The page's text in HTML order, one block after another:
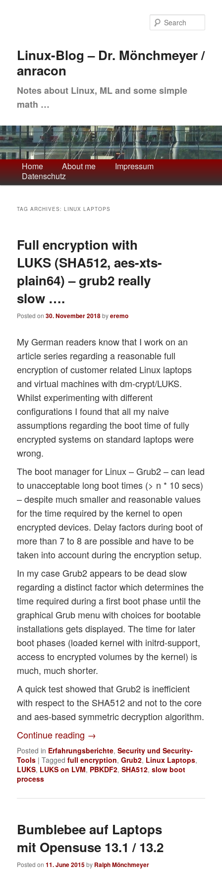
content
contentLinux-Blog – Dr. Mönchmeyer /
anracon
Notes about Linux, ML and some simple
math …
Main
menu
Home About me
Impressum
Datenschutz
TAG ARCHIVES:LINUX LAPTOPS
Full encryption with
LUKS (SHA512, aes-xts-
plain64) – grub2 really
slow ….
Posted on30. November 2018byeremo
My German readers know that I work on an
article series regarding a reasonable full
encryption of customer related Linux laptops
and virtual machines with dm-crypt/LUKS.
Whilst experimenting with different
configurations I found that all my naive
assumptions regarding the boot time of fully
encrypted systems on standard laptops were
wrong.
The boot manager for Linux – Grub2 – can lead
to unacceptable long boot times (> n * 10 secs)
– despite much smaller and reasonable values
for the time required by the kernel to open
encrypted devices. Delay factors during boot of
more than 7 to 8 are possible and have to be
taken into account during the encryption setup.
In my case Grub2 appears to be dead slow
regarding a distinct factor which determines the
time required during a first boot phase until the
graphical Grub menu with choices for bootable
installations gets displayed. The time for later
boot phases (loaded kernel with initrd-support,
access to encrypted volumes by the kernel) is
much, much shorter.
A quick test showed that Grub2 is inefficient
with respect to the SHA512 and not to the core
and aes-based symmetric decryption algorithm.
Continue reading →
Posted in Erfahrungsberichte,Security und Security-
Tools |Tagged full encryption,Grub2, Linux Laptops,
LUKS, LUKS on LVM, PBKDF2,SHA512,slow boot
process
Bumblebee auf Laptops
mit Opensuse 13.1 / 13.2
Posted on11. June 2015by Ralph Mönchmeyer